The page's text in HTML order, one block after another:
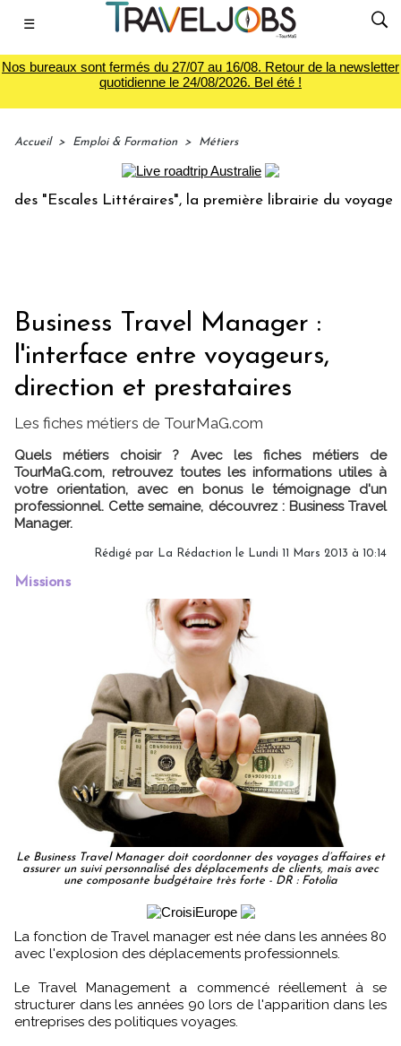
☰
Nos bureaux sont fermés du 27/07 au 16/08. Retour de la newsletter
quotidienne le 24/08/2026. Bel été !
Accueil > Emploi & Formation > Métiers
Littéraires", la première librairie du voyage Le
Business Travel Manager :
l'interface entre voyageurs,
direction et prestataires
Les fiches métiers de TourMaG.com
Quels métiers choisir ? Avec les fiches métiers de
TourMaG.com, retrouvez toutes les informations utiles à
votre orientation, avec en bonus le témoignage d'un
professionnel. Cette semaine, découvrez : Business Travel
Manager.
Rédigé par La Rédaction le Lundi 11 Mars 2013 à 10:14
Missions
Le Business Travel Manager doit coordonner des voyages d’affaires et
assurer un suivi personnalisé des déplacements de clients, mais avec
une composante budgétaire très forte - DR : Fotolia
La fonction de Travel manager est née dans les années 80
avec l'explosion des déplacements professionnels.
Le Travel Management a commencé réellement à se
structurer dans les années 90 lors de l'apparition dans les
entreprises des politiques voyages.